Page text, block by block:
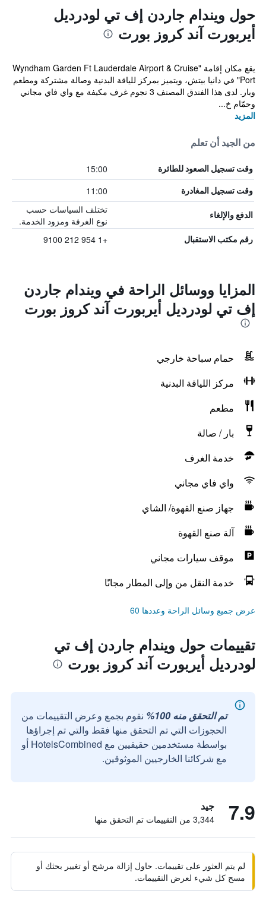
حول ويندام جاردن إف تي لودرديل
أيربورت آند كروز بورت
يقع مكان إقامة "Wyndham Garden Ft Lauderdale Airport & Cruise
Port" في دانيا بيتش، ويتميز بمركز للياقة البدنية وصالة مشتركة ومطعم
وبار. لدى هذا الفندق المصنف 3 نجوم غرف مكيفة مع واي فاي مجاني
وحمّام خ...
المزيد
من الجيد أن تعلم
وقت تسجيل الصعود للطائرة 15:00
وقت تسجيل المغادرة 11:00
الدفع والإلغاء
تختلف السياسات حسب
نوع الغرفة ومزود الخدمة.
رقم مكتب الاستقبال +1 954 212 9100
المزايا ووسائل الراحة في ويندام جاردن
إف تي لودرديل أيربورت آند كروز بورت
حمام سباحة خارجي
مركز اللياقة البدنية
مطعم
بار / صالة
خدمة الغرف
واي فاي مجاني
جهاز صنع القهوة/ الشاي
آلة صنع القهوة
موقف سيارات مجاني
خدمة النقل من وإلى المطار مجانًا
عرض جميع وسائل الراحة وعددها 60
تقييمات حول ويندام جاردن إف تي
لودرديل أيربورت آند كروز بورت
تم التحقق منه 100%
نقوم بجمع وعرض التقييمات من
الحجوزات التي تم التحقق منها فقط والتي تم إجراؤها
بواسطة مستخدمين حقيقيين مع HotelsCombined أو
مع شركائنا الخارجيين الموثوقين.
7.9 جيد
3,344 من التقييمات تم التحقق منها
لم يتم العثور على تقييمات. حاول إزالة مرشح أو تغيير بحثك أو
مسح كل شيء لعرض التقييمات.